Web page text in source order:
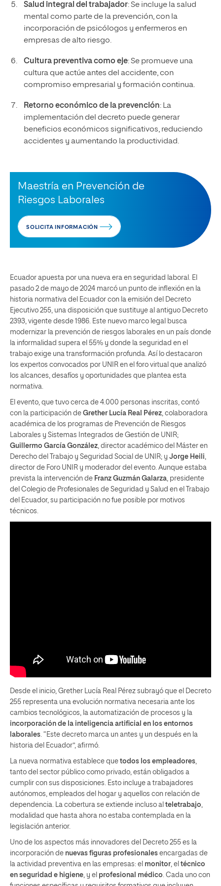
Salud integral del trabajador: Se incluye la salud
mental como parte de la prevención, con la
incorporación de psicólogos y enfermeros en
empresas de alto riesgo.
Cultura preventiva como eje: Se promueve una
cultura que actúe antes del accidente, con
compromiso empresarial y formación continua.
Retorno económico de la prevención: La
implementación del decreto puede generar
beneficios económicos significativos, reduciendo
accidentes y aumentando la productividad.
Maestría en Prevención de
Riesgos Laborales
SOLICITA INFORMACIÓN
Ecuador apuesta por una nueva era en seguridad laboral. El
pasado 2 de mayo de 2024 marcó un punto de inflexión en la
historia normativa del Ecuador con la emisión del Decreto
Ejecutivo 255, una disposición que sustituye al antiguo Decreto
2393, vigente desde 1986. Este nuevo marco legal busca
modernizar la prevención de riesgos laborales en un país donde
la informalidad supera el 55% y donde la seguridad en el
trabajo exige una transformación profunda. Así lo destacaron
los expertos convocados por UNIR en el foro virtual que analizó
los alcances, desafíos y oportunidades que plantea esta
normativa.
El evento, que tuvo cerca de 4.000 personas inscritas, contó
con la participación de Grether Lucía Real Pérez , colaboradora
académica de los programas de Prevención de Riesgos
Laborales y Sistemas Integrados de Gestión de UNIR;
Guillermo García González , director académico del Máster en
Derecho del Trabajo y Seguridad Social de UNIR; y Jorge Heili
director de Foro UNIR y moderador del evento. Aunque estaba
prevista la intervención de Franz Guzmán Galarza , presidente
del Colegio de Profesionales de Seguridad y Salud en el Trabajo
del Ecuador, su participación no fue posible por motivos
técnicos.
Desde el inicio, Grether Lucía Real Pérez subrayó que el Decreto
255 representa una evolución normativa necesaria ante los
cambios tecnológicos, la automatización de procesos y la
incorporación de la inteligencia artificial en los entornos
laborales . “Este decreto marca un antes y un después en la
historia del Ecuador”, afirmó.
La nueva normativa establece que todos los empleadores
tanto del sector público como privado, están obligados a
cumplir con sus disposiciones. Esto incluye a trabajadores
autónomos, empleados del hogar y aquellos con relación de
dependencia. La cobertura se extiende incluso al teletrabajo
modalidad que hasta ahora no estaba contemplada en la
legislación anterior.
Uno de los aspectos más innovadores del Decreto 255 es la
incorporación de nuevas figuras profesionales encargadas de
la actividad preventiva en las empresas: el monitor , el técnico
en seguridad e higiene , y el profesional médico . Cada uno con